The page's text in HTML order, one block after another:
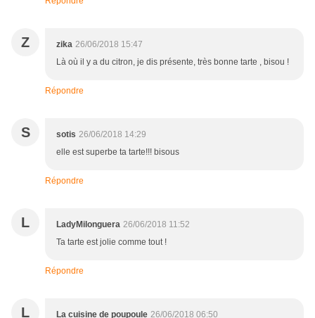
Z zika 26/06/2018 15:47
Là où il y a du citron, je dis présente, très bonne tarte , bisou !
Répondre
S sotis 26/06/2018 14:29
elle est superbe ta tarte!!! bisous
Répondre
L LadyMilonguera 26/06/2018 11:52
Ta tarte est jolie comme tout !
Répondre
L La cuisine de poupoule 26/06/2018 06:50